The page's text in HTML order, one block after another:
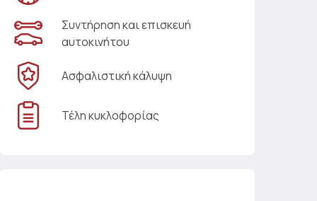
Συντήρηση και επισκευή
αυτοκινήτου
Ασφαλιστική κάλυψη
Τέλη κυκλοφορίας